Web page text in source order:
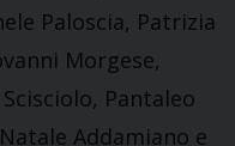
Paloscia, Patrizia
Morgese,
Pantaleo
Addamiano e